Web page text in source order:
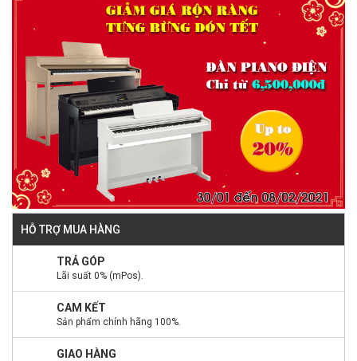
HỖ TRỢ MUA HÀNG
TRẢ GÓP
Lãi suất 0% (mPos).
CAM KẾT
Sản phẩm chính hãng 100%.
GIAO HÀNG